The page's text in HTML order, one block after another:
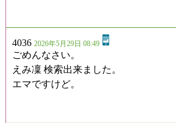
4036 2026年5月29日 08:49
ごめんなさい。
えみ凜 検索出来ました。
エマですけど。